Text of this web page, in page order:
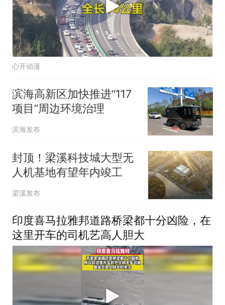
心开动漫
滨海高新区加快推进“117
项目”周边环境治理
滨海发布
封顶！梁溪科技城大型无
人机基地有望年内竣工
梁溪发布
印度喜马拉雅邦道路桥梁都十分凶险，在
这里开车的司机艺高人胆大